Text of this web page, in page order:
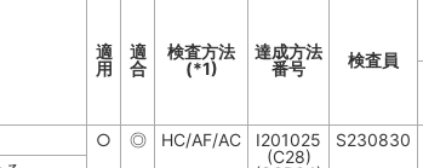
適
用
適
合
検査方法
(*1)
達成方法
番号
検査員
○ ◎ HC/AF/AC
I201025
(C28)
S230830